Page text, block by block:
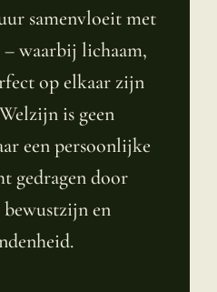
samenvloeit met
waarbij lichaam,
op elkaar zijn
is geen
een persoonlijke
gedragen door
en